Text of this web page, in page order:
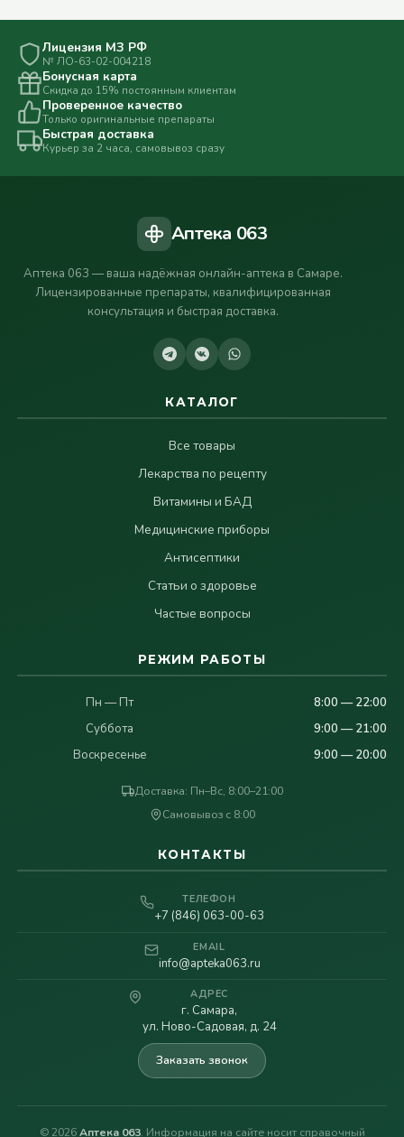
Лицензия МЗ РФ
№ ЛО-63-02-004218
Бонусная карта
Скидка до 15% постоянным клиентам
Проверенное качество
Только оригинальные препараты
Быстрая доставка
Курьер за 2 часа, самовывоз сразу
Аптека 063
Аптека 063 — ваша надёжная онлайн-аптека в Самаре.
Лицензированные препараты, квалифицированная
консультация и быстрая доставка.
КАТАЛОГ
Все товары
Лекарства по рецепту
Витамины и БАД
Медицинские приборы
Антисептики
Статьи о здоровье
Частые вопросы
РЕЖИМ РАБОТЫ
Пн — Пт
8:00 — 22:00
Суббота
9:00 — 21:00
Воскресенье
9:00 — 20:00
Доставка: Пн–Вс, 8:00–21:00
Самовывоз с 8:00
КОНТАКТЫ
ТЕЛЕФОН
+7 (846) 063-00-63
EMAIL
info@apteka063.ru
АДРЕС
г. Самара,
ул. Ново-Садовая, д. 24
Заказать звонок
© 2026Аптека 063. Информация на сайте носит справочный